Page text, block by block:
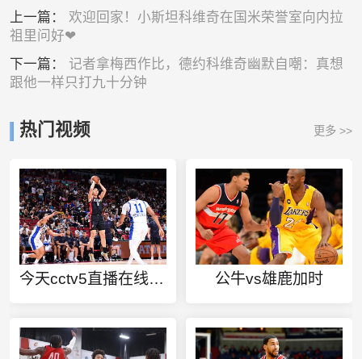
上一篇： 欢迎回家！小斯坦科维奇在国米荣誉室向内拉
祖里问好❤
下一篇： 记者拿梅西作比，德约科维奇幽默自嘲：真想
跟他一样只打九十分钟
热门视频 更多 >>
今天cctv5直播在线观看高清直播 公牛vs雄鹿加时